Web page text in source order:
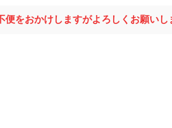
をおかけしますがよろしくお願いし